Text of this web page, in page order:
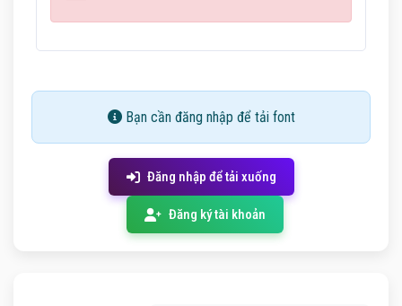
Bạn cần đăng nhập để tải font
Đăng nhập để tải xuống
Đăng ký tài khoản